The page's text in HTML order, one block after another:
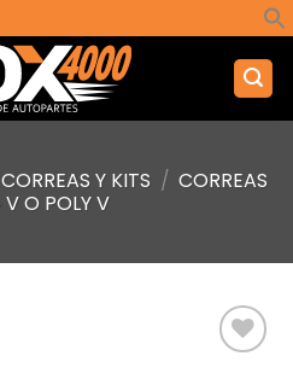
CORREAS Y KITS / CORREAS
O POLY V